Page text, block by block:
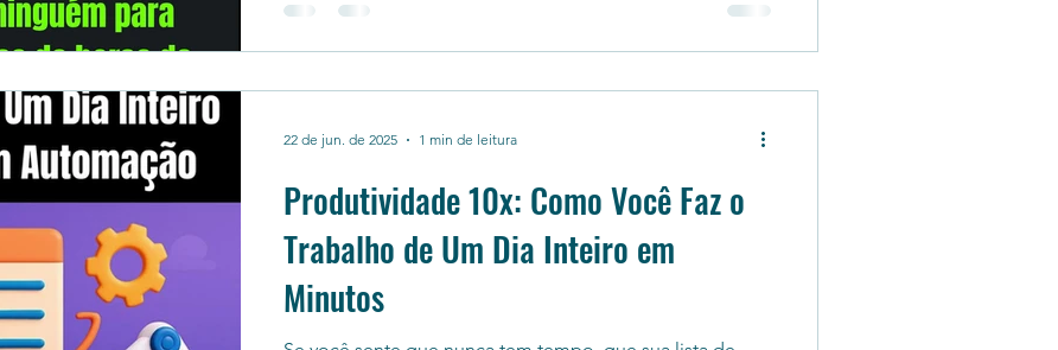
Produtividade 10x: Como Você Faz o
Trabalho de Um Dia Inteiro em
Minutos
22 de jun. de 2025 1 min de leitura